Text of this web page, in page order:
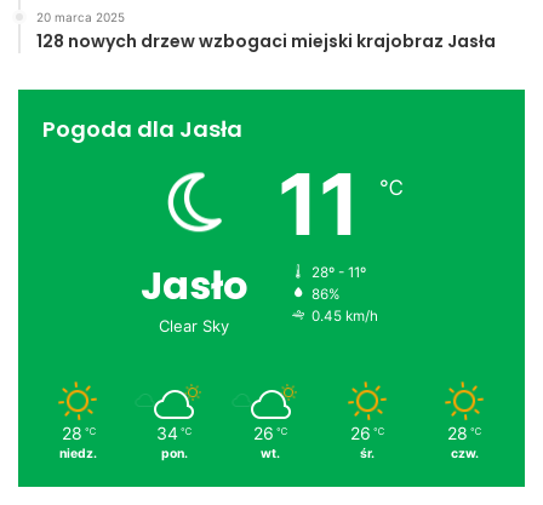
20 marca 2025
128 nowych drzew wzbogaci miejski krajobraz Jasła
Pogoda dla Jasła
Jasło
Clear Sky
11 ℃
28º - 11º
86%
0.45 km/h
28 ℃
niedz.
34 ℃
pon.
26 ℃
wt.
26 ℃
śr.
28 ℃
czw.